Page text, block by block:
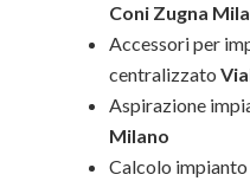
Coni Zugna
Accessori per
centralizzato
Aspirazione
Milano
Calcolo